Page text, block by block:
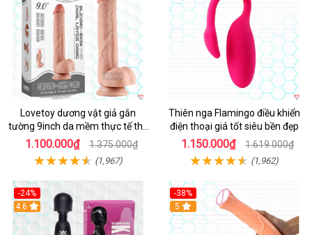
Lovetoy dương vật giả gắn
tường 9inch da mềm thực tế thú
vị
1.100.000₫ 1.375.000₫
(1,967)
Thiên nga Flamingo điều khiển
điện thoại giá tốt siêu bền đẹp
1.150.000₫ 1.619.000₫
(1,962)
-24%
4.6
-38%
Hot
5